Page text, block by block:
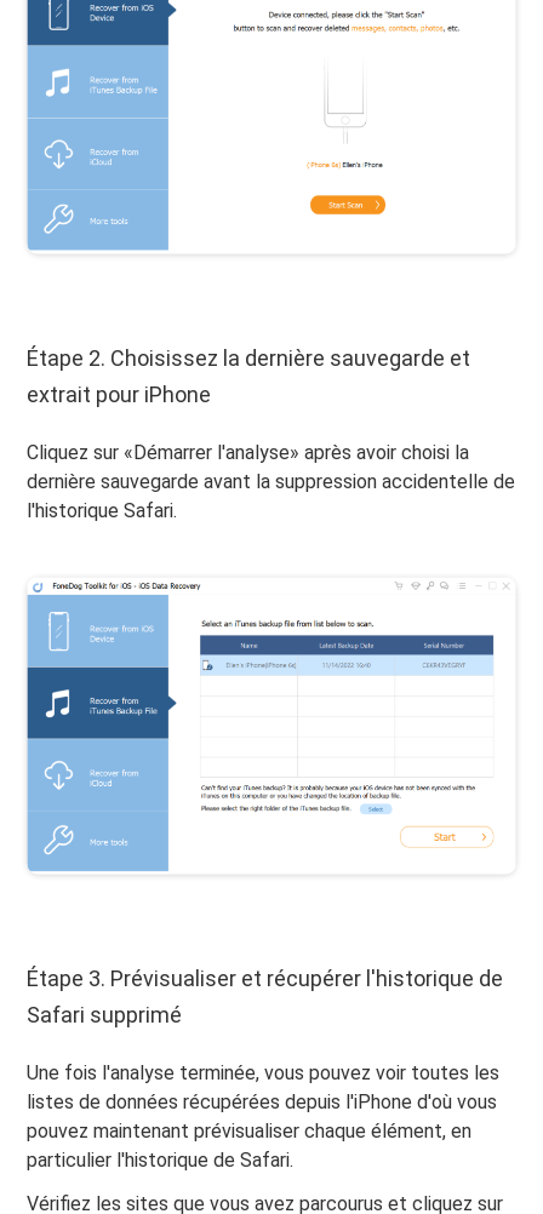
Étape 2. Choisissez la dernière sauvegarde et
extrait pour iPhone
Cliquez sur «Démarrer l'analyse» après avoir choisi la
dernière sauvegarde avant la suppression accidentelle de
l'historique Safari.
Étape 3. Prévisualiser et récupérer l'historique de
Safari supprimé
Une fois l'analyse terminée, vous pouvez voir toutes les
listes de données récupérées depuis l'iPhone d'où vous
pouvez maintenant prévisualiser chaque élément, en
particulier l'historique de Safari.
Vérifiez les sites que vous avez parcourus et cliquez sur